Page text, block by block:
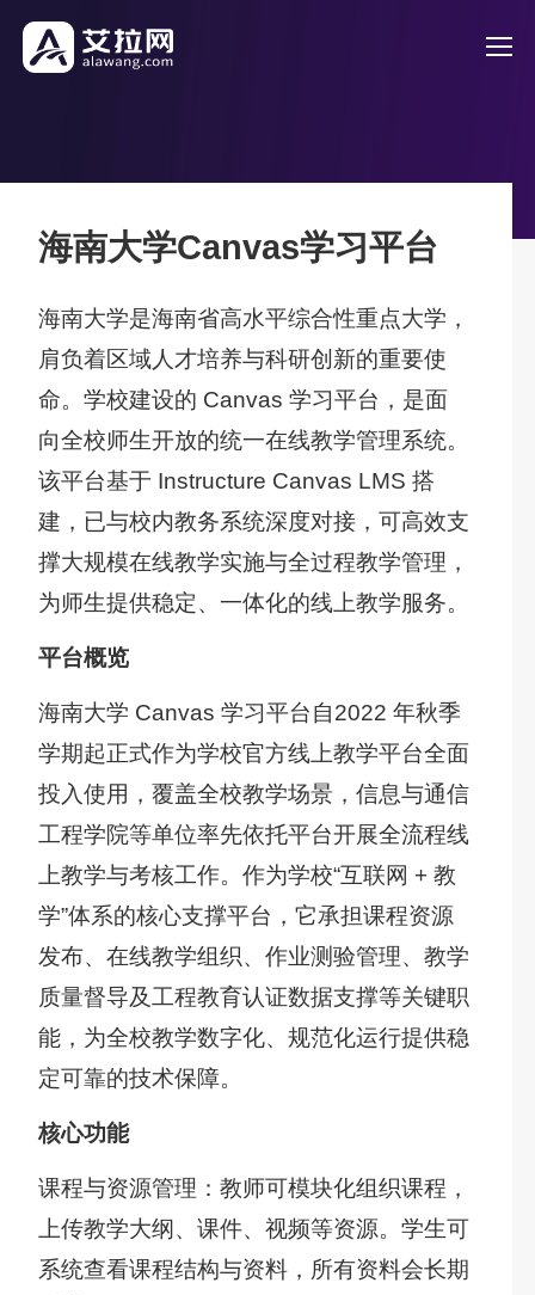
在
线
学
习
平
台
实
验
室
大
平
台
基
会
捐
平
台
海南大学Canvas学习平台
海南大学是海南省高水平综合性重点大学，
肩负着区域人才培养与科研创新的重要使
命。学校建设的 Canvas 学习平台，是面
向全校师生开放的统一在线教学管理系统。
该平台基于 Instructure Canvas LMS 搭
建，已与校内教务系统深度对接，可高效支
撑大规模在线教学实施与全过程教学管理，
为师生提供稳定、一体化的线上教学服务。
平台概览
海南大学 Canvas 学习平台自2022 年秋季
学期起正式作为学校官方线上教学平台全面
投入使用，覆盖全校教学场景，信息与通信
工程学院等单位率先依托平台开展全流程线
上教学与考核工作。作为学校“互联网 + 教
学”体系的核心支撑平台，它承担课程资源
发布、在线教学组织、作业测验管理、教学
质量督导及工程教育认证数据支撑等关键职
能，为全校教学数字化、规范化运行提供稳
定可靠的技术保障。
核心功能
课程与资源管理：教师可模块化组织课程，
上传教学大纲、课件、视频等资源。学生可
系统查看课程结构与资料，所有资料会长期